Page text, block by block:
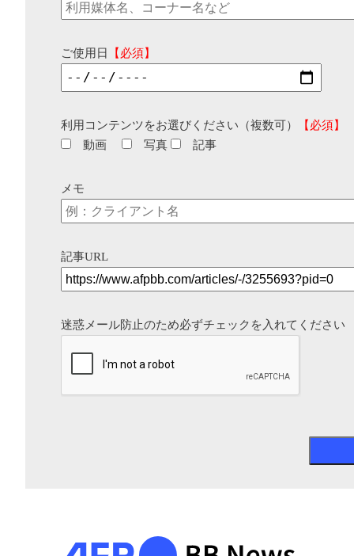
ご使用日 【必須】
利用コンテンツをお選びください（複数可）
【必須】
動画
写真 記事
メモ
記事URL
迷惑メール防止のため必ずチェックを入れてください